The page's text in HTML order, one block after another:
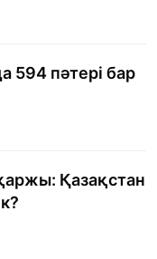
күн
594 пәтері бар
Қазақстан